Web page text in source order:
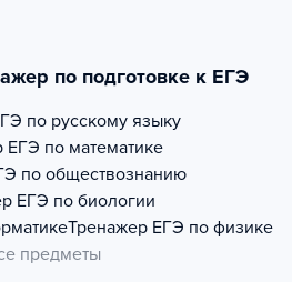
по подготовке к ЕГЭ
по русскому языку
ЕГЭ по математике
по обществознанию
ЕГЭ по биологии
Тренажер ЕГЭ по физике
предметы